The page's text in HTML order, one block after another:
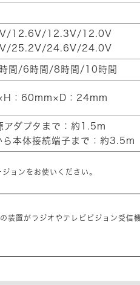
12.6V/12.3V/12.0V
25.2V/24.6V/24.0V
間/6時間/8時間/10時間
：60mm×D：24mm
アダプタまで：約1.5m
ら本体接続端子まで：約3.5m
ョンをお使いください。
置がラジオやテレビビジョン受信